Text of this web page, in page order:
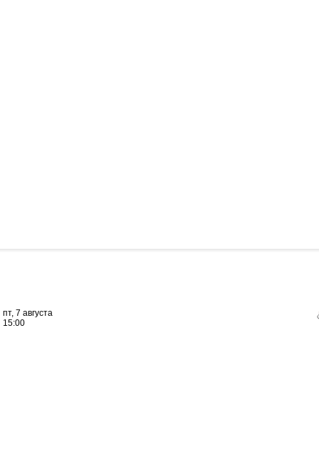
пт, 7 августа
15:00